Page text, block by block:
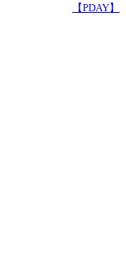
【PDAY】